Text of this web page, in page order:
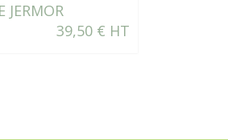
JERMOR
39,50 € HT